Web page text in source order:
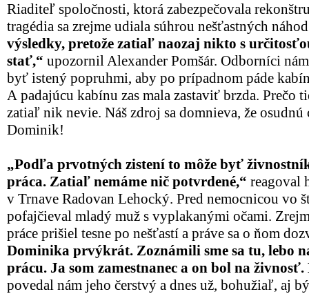
Riaditeľ spoločnosti, ktorá zabezpečovala
tragédia sa zrejme udiala súhrou nešťastných
výsledky, pretože zatiaľ naozaj nikto s
stať,“ upozornil Alexander Pomšár. Odborníci
byť istený popruhmi, aby po prípadnom páde
A padajúcu kabínu zas mala zastaviť brzda. Prečo
zatiaľ nik nevie. Náš zdroj sa domnieva, že
Dominik!
„Podľa prvotných zistení to môže byť
práca. Zatiaľ nemáme nič potvrdené,“ reagoval
v Trnave Radovan Lehocký. Pred nemocnicou vo
pofajčieval mladý muž s vyplakanými očami.
práce prišiel tesne po nešťastí a práve sa o ňom
Dominika prvýkrát. Zoznámili sme sa tu, lebo
prácu. Ja som zamestnanec a on bol na
povedal nám jeho čerstvý a dnes už, bohužiaľ, aj